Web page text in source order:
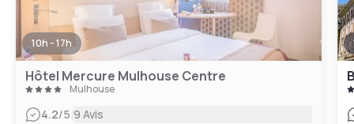
10h - 17h
Hôtel Mercure Mulhouse Centre
Mulhouse
4.2/5|9 Avis